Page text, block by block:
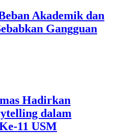
Akademik dan
Gangguan
Hadirkan
dalam
11 USM